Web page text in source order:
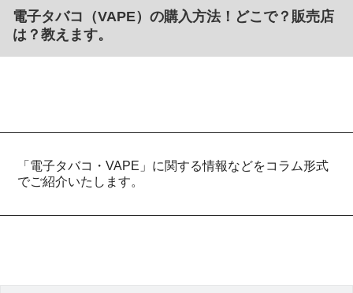
電子タバコ（VAPE）の購入方法！どこで？販売店
は？教えます。
「電子タバコ・VAPE」に関する情報などをコラム形式
でご紹介いたします。